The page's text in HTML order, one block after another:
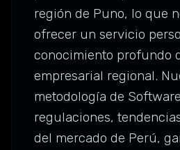
región de Puno, lo que
ofrecer un servicio
conocimiento profundo
empresarial regional.
metodología de
regulaciones,
del mercado de Perú,